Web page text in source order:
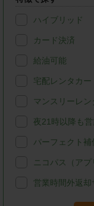
ハイブリッド
カード決済
給油可能
宅配レンタカー
マンスリーレン
夜21時以降も営
パーフェクト補
ニコパス（アプ
営業時間外返却